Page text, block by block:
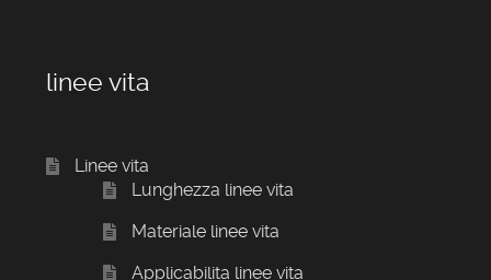
linee vita
Linee vita
Lunghezza linee vita
Materiale linee vita
Applicabilita linee vita